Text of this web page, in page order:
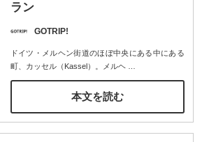
ラン
GOTRIP!
ドイツ・メルヘン街道のほぼ中央にある中にある
町、カッセル（Kassel）。メルヘ…
本文を読む